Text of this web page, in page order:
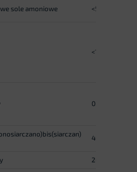
sole amoniowe <5%
<1%
0.01%
40-55%
20-25%